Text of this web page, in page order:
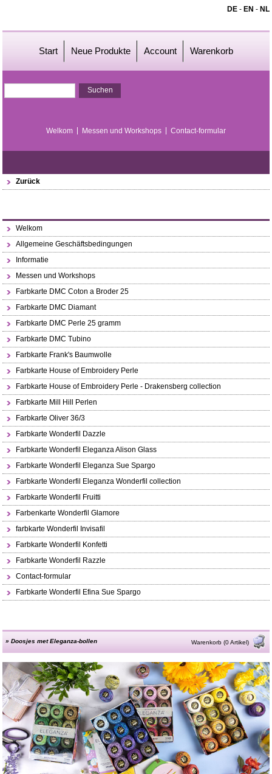
DE- EN - NL
Start Neue Produkte Account Warenkorb
Welkom Messen und Workshops Contact-formular
Zurück
Welkom
Allgemeine Geschäftsbedingungen
Informatie
Messen und Workshops
Farbkarte DMC Coton a Broder 25
Farbkarte DMC Diamant
Farbkarte DMC Perle 25 gramm
Farbkarte DMC Tubino
Farbkarte Frank's Baumwolle
Farbkarte House of Embroidery Perle
Farbkarte House of Embroidery Perle - Drakensberg collection
Farbkarte Mill Hill Perlen
Farbkarte Oliver 36/3
Farbkarte Wonderfil Dazzle
Farbkarte Wonderfil Eleganza Alison Glass
Farbkarte Wonderfil Eleganza Sue Spargo
Farbkarte Wonderfil Eleganza Wonderfil collection
Farbkarte Wonderfil Fruitti
Farbenkarte Wonderfil Glamore
farbkarte Wonderfil Invisafil
Farbkarte Wonderfil Konfetti
Farbkarte Wonderfil Razzle
Contact-formular
Farbkarte Wonderfil Efina Sue Spargo
»Doosjes met Eleganza-bollen Warenkorb (0 Artikel)